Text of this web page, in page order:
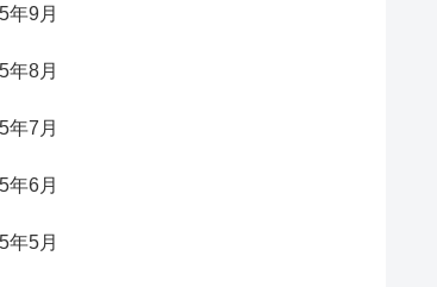
年9月
年8月
年7月
年6月
年5月